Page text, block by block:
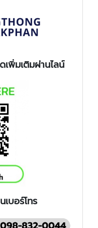
พิ่มเติมผ่านไลน์
บอร์โทร